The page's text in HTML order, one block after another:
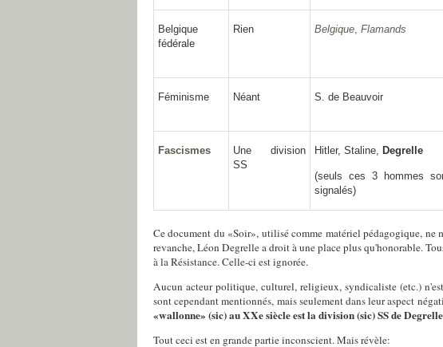
Belgique
fédérale
Rien Belgique,Flamands
Féminisme Néant S. de Beauvoir
Fascismes
Une division
SS
Hitler, Staline, Degrelle
(seuls ces 3 hommes
signalés)
Ce document du «Soir», utilisé comme matériel pédagogique,
revanche, Léon Degrelle a droit à une place plus qu'honorable.
à la Résistance. Celle-ci est ignorée.
Aucun acteur politique, culturel, religieux, syndicaliste (etc.)
sont cependant mentionnés, mais seulement dans leur aspect
«wallonne» (sic) au XXe siècle est la division (sic) SS de Degrelle
Tout ceci est en grande partie inconscient. Mais révèle: